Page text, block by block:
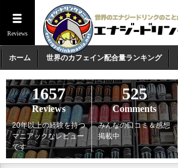
Reviews
ホーム 世界のカフェイン配合量ランキング
1657
Reviews
20年以上の経験を持つ
マニアックなレビュー
です
525
Comments
みんなの口コミ＆感想
掲載中